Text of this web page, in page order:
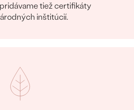
tiež certifikáty
inštitúcií.